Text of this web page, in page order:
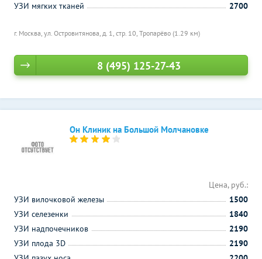
г. Москва, ул. Островитянова, д. 1, стр. 10, Тропарёво (1.29 км)
УЗИ мягких тканей
2700
8 (495) 125-27-43
Он Клиник на Большой Молчановке
Цена, руб.:
УЗИ вилочковой железы
1500
УЗИ селезенки
1840
УЗИ надпочечников
2190
УЗИ плода 3D
2190